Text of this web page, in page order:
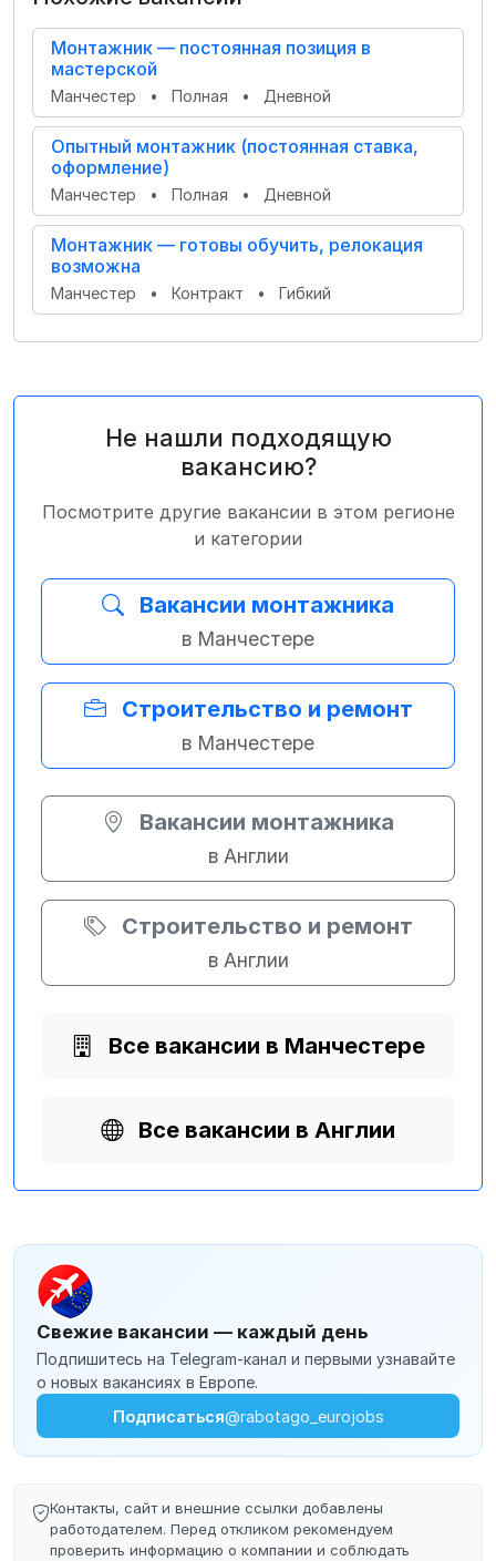
Монтажник — постоянная позиция в
мастерской
Манчестер • Полная • Дневной
Опытный монтажник (постоянная ставка,
оформление)
Манчестер • Полная • Дневной
Монтажник — готовы обучить, релокация
возможна
Манчестер • Контракт • Гибкий
Не нашли подходящую
вакансию?
Посмотрите другие вакансии в этом регионе
и категории
Вакансии монтажника
в Манчестере
Строительство и ремонт
в Манчестере
Вакансии монтажника
в Англии
Строительство и ремонт
в Англии
Все вакансии в Манчестере
Все вакансии в Англии
Свежие вакансии — каждый день
Подпишитесь на Telegram-канал и первыми узнавайте
о новых вакансиях в Европе.
Подписаться@rabotago_eurojobs
Контакты, сайт и внешние ссылки добавлены
работодателем. Перед откликом рекомендуем
проверить информацию о компании и соблюдать